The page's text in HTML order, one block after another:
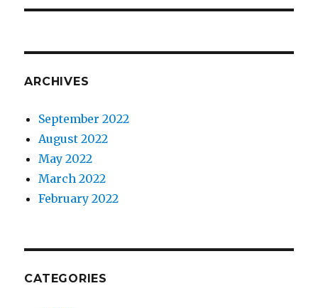
ARCHIVES
September 2022
August 2022
May 2022
March 2022
February 2022
CATEGORIES